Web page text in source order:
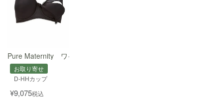
Pure Maternity ワイヤー入りモールド授乳用ブラ
お取り寄せ
D-HHカップ
¥9,075税込